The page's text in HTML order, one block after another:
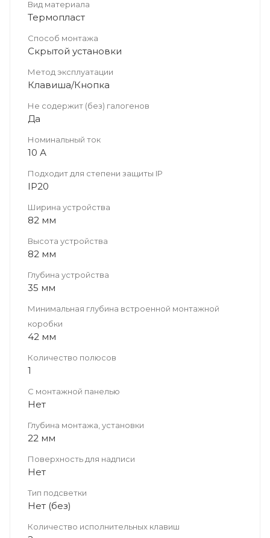
Вид материала
Термопласт
Способ монтажа
Скрытой установки
Метод эксплуатации
Клавиша/Кнопка
Не содержит (без) галогенов
Да
Номинальный ток
10 А
Подходит для степени защиты IP
IP20
Ширина устройства
82 мм
Высота устройства
82 мм
Глубина устройства
35 мм
Минимальная глубина встроенной монтажной
коробки
42 мм
Количество полюсов
1
С монтажной панелью
Нет
Глубина монтажа, установки
22 мм
Поверхность для надписи
Нет
Тип подсветки
Нет (без)
Количество исполнительных клавиш